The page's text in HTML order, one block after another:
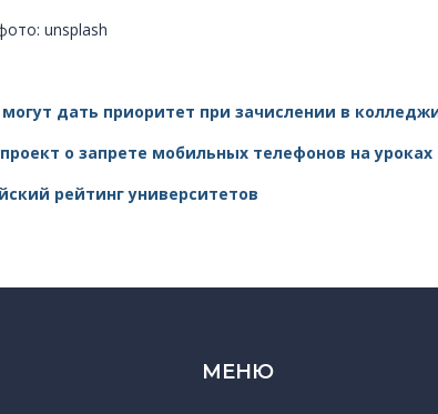
unsplash
дать приоритет при зачислении в
о запрете мобильных телефонов на уроках
рейтинг университетов
МЕНЮ